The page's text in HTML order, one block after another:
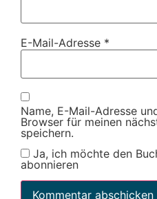
E-Mail-Adresse *
Name, E-Mail-Adresse
Browser für meinen
speichern.
Ja, ich möchte den
abonnieren